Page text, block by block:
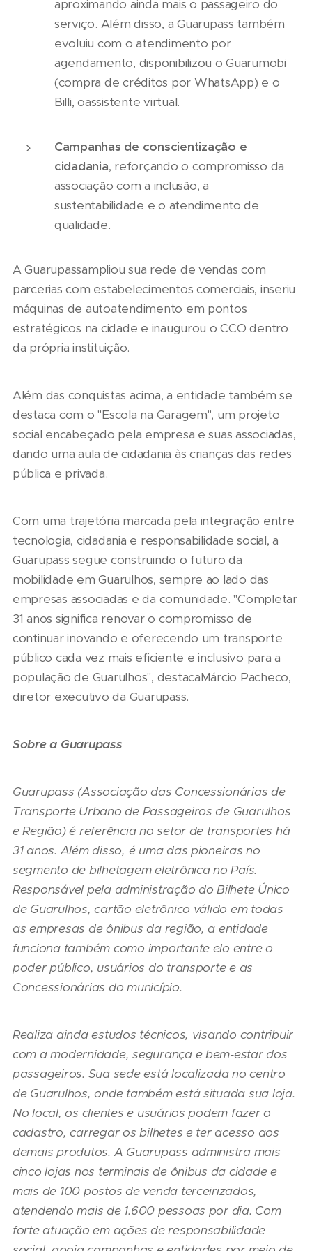
aproximando ainda mais o passageiro do
serviço. Além disso, a Guarupass também
evoluiu com o atendimento por
agendamento, disponibilizou o Guarumobi
(compra de créditos por WhatsApp) e o
Billi, oassistente virtual.
Campanhas de conscientização e
cidadania, reforçando o compromisso da
associação com a inclusão, a
sustentabilidade e o atendimento de
qualidade.
A Guarupassampliou sua rede de vendas com
parcerias com estabelecimentos comerciais, inseriu
máquinas de autoatendimento em pontos
estratégicos na cidade e inaugurou o CCO dentro
da própria instituição.
Além das conquistas acima, a entidade também se
destaca com o "Escola na Garagem", um projeto
social encabeçado pela empresa e suas associadas,
dando uma aula de cidadania às crianças das redes
pública e privada.
Com uma trajetória marcada pela integração entre
tecnologia, cidadania e responsabilidade social, a
Guarupass segue construindo o futuro da
mobilidade em Guarulhos, sempre ao lado das
empresas associadas e da comunidade. "Completar
31 anos significa renovar o compromisso de
continuar inovando e oferecendo um transporte
público cada vez mais eficiente e inclusivo para a
população de Guarulhos", destacaMárcio Pacheco,
diretor executivo da Guarupass.
Sobre a Guarupass
Guarupass (Associação das Concessionárias de
Transporte Urbano de Passageiros de Guarulhos
e Região) é referência no setor de transportes há
31 anos. Além disso, é uma das pioneiras no
segmento de bilhetagem eletrônica no País.
Responsável pela administração do Bilhete Único
de Guarulhos, cartão eletrônico válido em todas
as empresas de ônibus da região, a entidade
funciona também como importante elo entre o
poder público, usuários do transporte e as
Concessionárias do município.
Realiza ainda estudos técnicos, visando contribuir
com a modernidade, segurança e bem-estar dos
passageiros. Sua sede está localizada no centro
de Guarulhos, onde também está situada sua loja.
No local, os clientes e usuários podem fazer o
cadastro, carregar os bilhetes e ter acesso aos
demais produtos. A Guarupass administra mais
cinco lojas nos terminais de ônibus da cidade e
mais de 100 postos de venda terceirizados,
atendendo mais de 1.600 pessoas por dia. Com
forte atuação em ações de responsabilidade